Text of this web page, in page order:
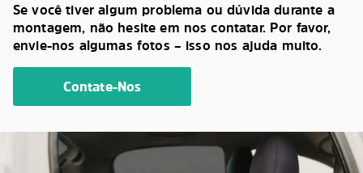
Se você tiver algum problema ou dúvida durante a
montagem, não hesite em nos contatar. Por favor,
envie-nos algumas fotos – isso nos ajuda muito.
Contate-Nos